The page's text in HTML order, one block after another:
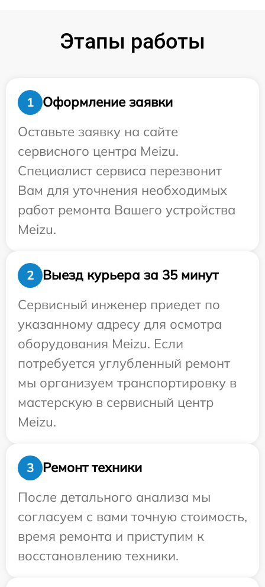
Этапы работы
1
Оформление заявки
Оставьте заявку на сайте
сервисного центра Meizu.
Специалист сервиса перезвонит
Вам для уточнения необходимых
работ ремонта Вашего устройства
Meizu.
2
Выезд курьера за 35 минут
Сервисный инженер приедет по
указанному адресу для осмотра
оборудования Meizu. Если
потребуется углубленный ремонт
мы организуем транспортировку в
мастерскую в сервисный центр
Meizu.
3
Ремонт техники
После детального анализа мы
согласуем с вами точную стоимость,
время ремонта и приступим к
восстановлению техники.